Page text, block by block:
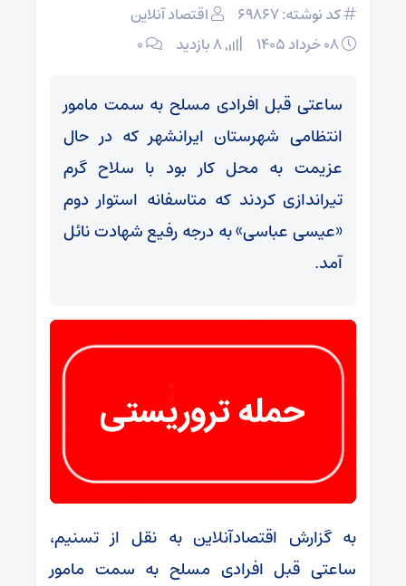
کد نوشته: 69867
اقتصاد آنلاین
۰
ساعتی قبل افرادی مسلح به سمت مامور
انتظامی شهرستان ایرانشهر که در حال
عزیمت به محل کار بود با سلاح گرم
تیراندازی کردند که متاسفانه استوار دوم
«عیسی عباسی» به درجه رفیع شهادت نائل
آمد.
به گزارش اقتصادآنلاین به نقل از تسنیم،
ساعتی قبل افرادی مسلح به سمت مامور